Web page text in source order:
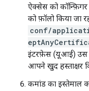
ऐक्सेस को
को फ़ॉलो किया जा
conf/
इंटरफ़ेस (यूआई) उस
आपने खुद हस्ताक्षर
कमांड का